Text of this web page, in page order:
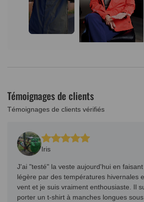
Témoignages de clients
Témoignages de clients vérifiés
Iris
J'ai "testé" la veste aujourd'hui en
légère par des températures hivernales
vent et je suis vraiment enthousiaste. Il
porter un t-shirt à manches longues